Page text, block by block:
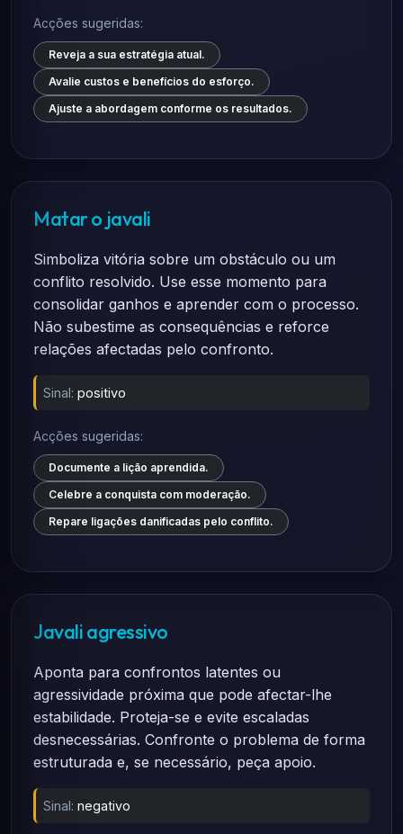
Acções sugeridas:
Reveja a sua estratégia atual.
Avalie custos e benefícios do esforço.
Ajuste a abordagem conforme os resultados.
Matar o javali
Simboliza vitória sobre um obstáculo ou um
conflito resolvido. Use esse momento para
consolidar ganhos e aprender com o processo.
Não subestime as consequências e reforce
relações afectadas pelo confronto.
Sinal: positivo
Acções sugeridas:
Documente a lição aprendida.
Celebre a conquista com moderação.
Repare ligações danificadas pelo conflito.
Javali agressivo
Aponta para confrontos latentes ou
agressividade próxima que pode afectar-lhe
estabilidade. Proteja-se e evite escaladas
desnecessárias. Confronte o problema de forma
estruturada e, se necessário, peça apoio.
Sinal: negativo